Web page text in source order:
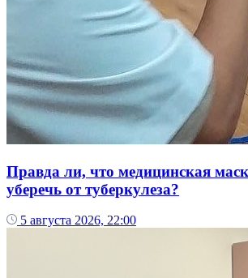
Правда ли, что медицинская
уберечь от туберкулеза?
5 августа 2026, 22:00